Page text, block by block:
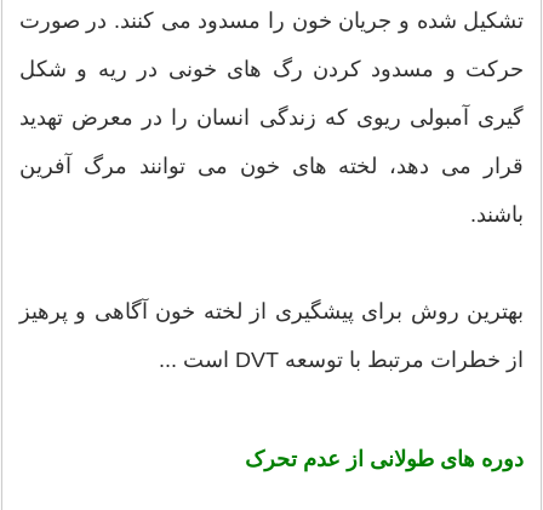
تشکیل شده و جریان خون را مسدود می کنند. در صورت
حرکت و مسدود کردن رگ های خونی در ریه و شکل
گیری آمبولی ریوی که زندگی انسان را در معرض تهدید
قرار می دهد، لخته های خون می توانند مرگ آفرین
باشند.
بهترین روش برای پیشگیری از لخته خون آگاهی و پرهیز
از خطرات مرتبط با توسعه DVT است ...
دوره های طولانی از عدم تحرک